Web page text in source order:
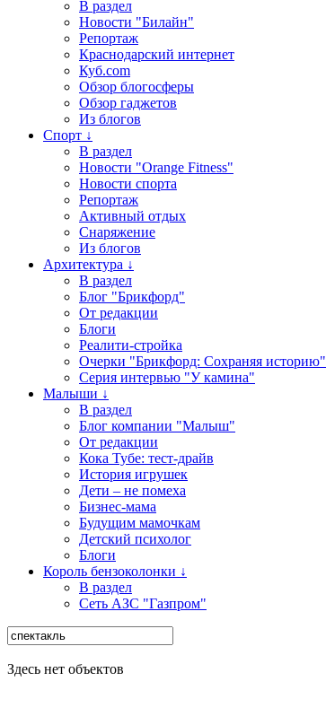
В раздел
Новости "Билайн"
Репортаж
Краснодарский интернет
Куб.com
Обзор блогосферы
Обзор гаджетов
Из блогов
Спорт ↓
В раздел
Новости "Orange Fitness"
Новости спорта
Репортаж
Активный отдых
Снаряжение
Из блогов
Архитектура ↓
В раздел
Блог "Брикфорд"
От редакции
Блоги
Реалити-стройка
Очерки "Брикфорд: Сохраняя историю"
Серия интервью "У камина"
Малыши ↓
В раздел
Блог компании "Малыш"
От редакции
Кока Тубе: тест-драйв
История игрушек
Дети – не помеха
Бизнес-мама
Будущим мамочкам
Детский психолог
Блоги
Король бензоколонки ↓
В раздел
Сеть АЗС "Газпром"
Здесь нет объектов